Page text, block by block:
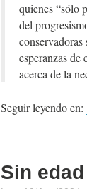
quienes “sólo
del
esperanzas de
acerca de la
Seguir leyendo en:
Sin